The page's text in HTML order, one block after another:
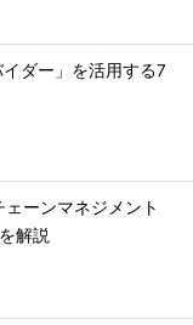
ダー」を活用する7
ェーンマネジメント
解説